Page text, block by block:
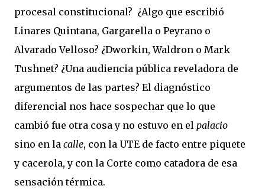
procesal constitucional? ¿Algo que escribió
Linares Quintana, Gargarella o Peyrano o
Alvarado Velloso? ¿Dworkin, Waldron o Mark
Tushnet? ¿Una audiencia pública reveladora de
argumentos de las partes? El diagnóstico
diferencial nos hace sospechar que lo que
cambió fue otra cosa y no estuvo en el palacio
sino en la calle, con la UTE de facto entre piquete
y cacerola, y con la Corte como catadora de esa
sensación térmica.